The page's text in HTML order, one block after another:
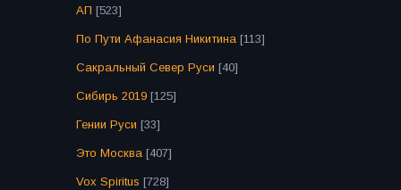
АП [523]
По Пути Афанасия Никитина [113]
Сакральный Север Руси [40]
Сибирь 2019 [125]
Гении Руси [33]
Это Москва [407]
Vox Spiritus [728]